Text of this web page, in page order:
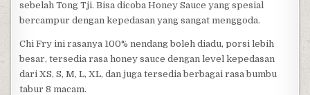
sebelah Tong Tji. Bisa dicoba Honey Sauce yang spesial
bercampur dengan kepedasan yang sangat menggoda.
Chi Fry ini rasanya 100% nendang boleh diadu, porsi lebih
besar, tersedia rasa honey sauce dengan level kepedasan
dari XS, S, M, L, XL, dan juga tersedia berbagai rasa bumbu
tabur 8 macam.